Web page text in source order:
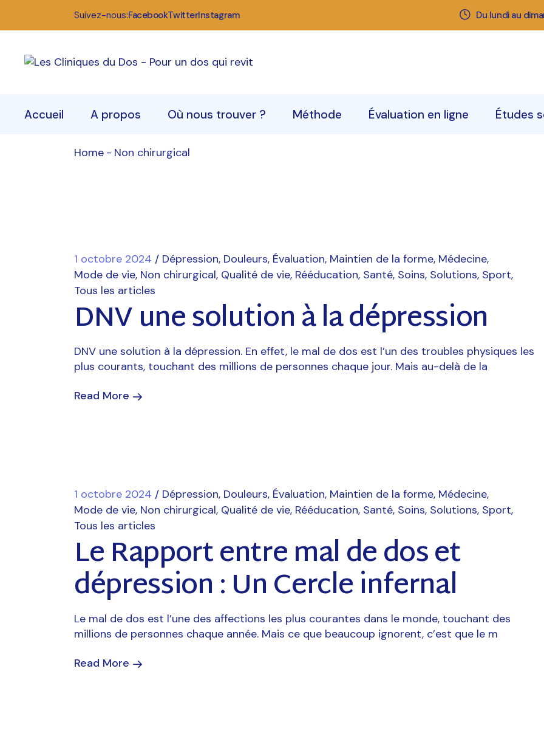
the
Suivez-nous:FacebookTwitterInstagram Du lundi au
Accueil A propos Où nous trouver ? Méthode Évaluation en ligne Études
Qui sommes-nousNos centres
La
Home Non chirurgical
1 octobre 2024 Dépression Douleurs Évaluation Maintien de la forme Médecine
Mode de vie Non chirurgical Qualité de vie Rééducation Santé Soins Solutions Sport
Tous les articles
DNV une solution à la dépression
DNV une solution à la dépression. En effet, le mal de dos est l’un des troubles physiques les
plus courants, touchant des millions de personnes chaque jour. Mais au-delà de la
Read More
1 octobre 2024 Dépression Douleurs Évaluation Maintien de la forme Médecine
Mode de vie Non chirurgical Qualité de vie Rééducation Santé Soins Solutions Sport
Tous les articles
Le Rapport entre mal de dos et
dépression : Un Cercle infernal
Le mal de dos est l’une des affections les plus courantes dans le monde, touchant des
millions de personnes chaque année. Mais ce que beaucoup ignorent, c’est que le m
Read More